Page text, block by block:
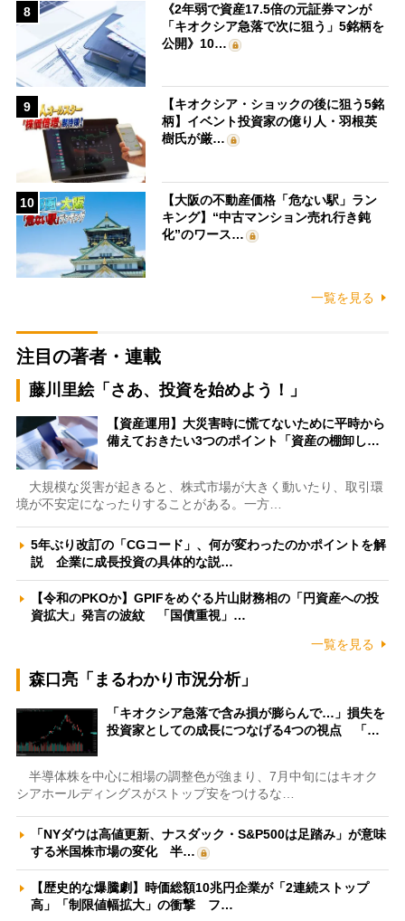
8
《2年弱で資産17.5倍の元証券マンが
「キオクシア急落で次に狙う」5銘柄を
公開》10…
9
【キオクシア・ショックの後に狙う5銘
柄】イベント投資家の億り人・羽根英
樹氏が厳…
10
【大阪の不動産価格「危ない駅」ラン
キング】“中古マンション売れ行き鈍
化”のワース…
一覧を見る
注目の著者・連載
藤川里絵「さあ、投資を始めよう！」
【資産運用】大災害時に慌てないために平時から
備えておきたい3つのポイント「資産の棚卸し…
大規模な災害が起きると、株式市場が大きく動いたり、取引環
境が不安定になったりすることがある。一方…
5年ぶり改訂の「CGコード」、何が変わったのかポイントを解
説 企業に成長投資の具体的な説…
【令和のPKOか】GPIFをめぐる片山財務相の「円資産への投
資拡大」発言の波紋 「国債重視」…
一覧を見る
森口亮「まるわかり市況分析」
「キオクシア急落で含み損が膨らんで…」損失を
投資家としての成長につなげる4つの視点 「…
半導体株を中心に相場の調整色が強まり、7月中旬にはキオク
シアホールディングスがストップ安をつけるな…
「NYダウは高値更新、ナスダック・S&P500は足踏み」が意味
する米国株市場の変化 半…
【歴史的な爆騰劇】時価総額10兆円企業が「2連続ストップ
高」「制限値幅拡大」の衝撃 フ…